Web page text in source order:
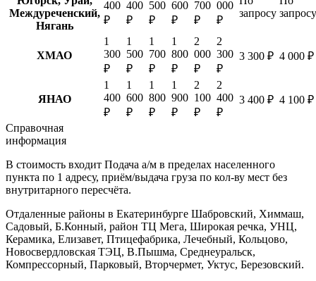
Междуреченский,
Нягань
400
₽
400
₽
500
₽
600
₽
700
₽
000
₽
запросу запросу
ХМАО
1
300
₽
1
500
₽
1
700
₽
1
800
₽
2
000
₽
2
300
₽
3 300 ₽ 4 000 ₽
ЯНАО
1
400
₽
1
600
₽
1
800
₽
1
900
₽
2
100
₽
2
400
₽
3 400 ₽ 4 100 ₽
Справочная
информация
В стоимость входит Подача а/м в пределах населенного
пункта по 1 адресу, приём/выдача груза по кол-ву мест без
внутритарного пересчёта.
Отдаленные районы в Екатеринбурге Шабровский, Химмаш,
Садовый, Б.Конный, район ТЦ Мега, Широкая речка, УНЦ,
Керамика, Елизавет, Птицефабрика, Лечебный, Кольцово,
Новосвердловская ТЭЦ, В.Пышма, Среднеуральск,
Компрессорный, Парковый, Вторчермет, Уктус, Березовский.